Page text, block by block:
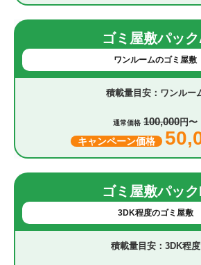
ゴミ屋敷パッ
ワンルームのゴミ屋敷
ワンルー
通常価格 100,000円〜
キャンペーン価格
ゴミ屋敷パッ
3DK程度のゴミ屋敷
3DK程度